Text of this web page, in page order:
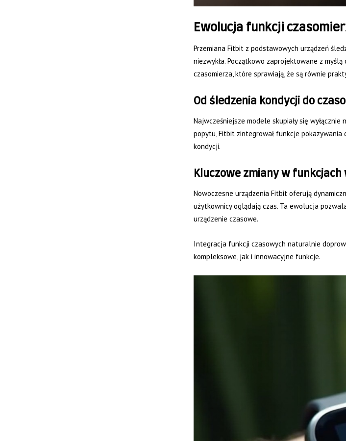
Ewolucja funkcji
Przemiana Fitbit z podstawowych urządzeń
niezwykła. Początkowo zaprojektowane z
czasomierza, które sprawiają, że są równie
Od śledzenia kondycji do
Najwcześniejsze modele skupiały się
popytu, Fitbit zintegrował funkcje
kondycji.
Kluczowe zmiany w
Nowoczesne urządzenia Fitbit oferują
użytkownicy oglądają czas. Ta ewolucja
urządzenie czasowe.
Integracja funkcji czasowych naturalnie
kompleksowe, jak i innowacyjne funkcje.